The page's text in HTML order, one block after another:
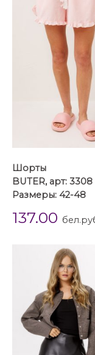
Шорты
BUTER, арт: 3308
Размеры: 42-48
137.00